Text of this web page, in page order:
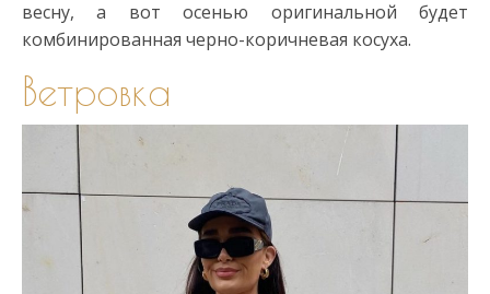
весну, а вот осенью оригинальной будет
комбинированная черно-коричневая косуха.
Ветровка